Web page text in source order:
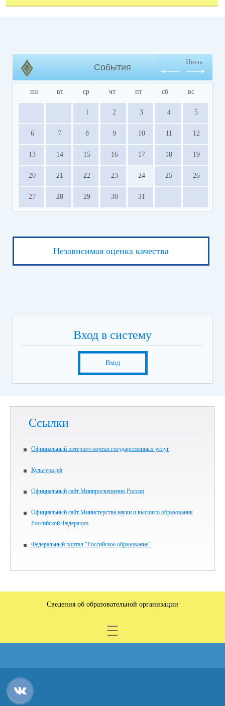
События
Июль
пн вт ср чт пт сб вс
1 2 3 4 5
6 7 8 9 10 11 12
13 14 15 16 17 18 19
20 21 22 23 24 25 26
27 28 29 30 31
Независимая оценка качества
Вход в систему
Вход
Ссылки
Официальный интернет-портал государственных услуг
Культура.рф
Официальный сайт Минпросвещения России
Официальный сайт Министерства науки и высшего образования
Российской Федерации
Федеральный портал "Российское образование"
Сведения об образовательной организации